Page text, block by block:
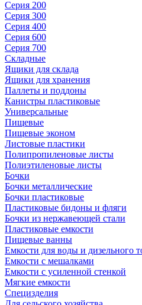
Серия 200
Серия 300
Серия 400
Серия 600
Серия 700
Складные
Ящики для склада
Ящики для хранения
Паллеты и поддоны
Канистры пластиковые
Универсальные
Пищевые
Пищевые эконом
Листовые пластики
Полипропиленовые листы
Полиэтиленовые листы
Бочки
Бочки металлические
Бочки пластиковые
Пластиковые бидоны и фляги
Бочки из нержавеющей стали
Пластиковые емкости
Пищевые ванны
Емкости для воды и дизельного
Емкости с мешалками
Емкости с усиленной стенкой
Мягкие емкости
Специзделия